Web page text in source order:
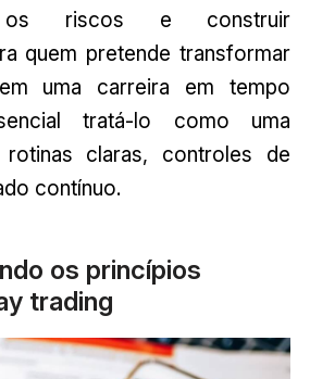
os riscos e construir
quem pretende transformar
uma carreira em tempo
tratá-lo como uma
claras, controles de
contínuo.
os princípios
trading